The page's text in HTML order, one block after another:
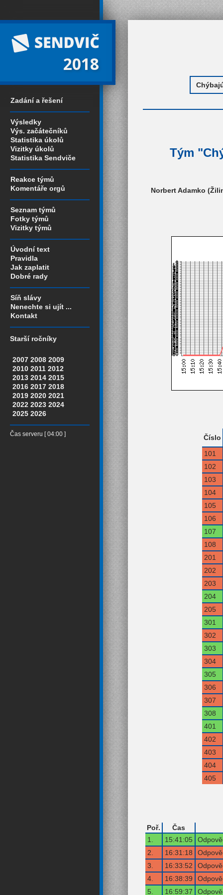
2018
Zadání a řešení
Výsledky
Výs. začátečníků
Statistika úkolů
Vizitky úkolů
Statistika Sendviče
Reakce týmů
Komentáře orgů
Seznam týmů
Fotky týmů
Vizitky týmů
Úvodní text
Pravidla
Jak zaplatit
Dobré rady
Síň slávy
Nenechte si ujít ...
Kontakt
Starší ročníky
2007 2008 2009
2010 2011 2012
2013 2014 2015
2016 2017 2018
2019 2020 2021
2022 2023 2024
2025 2026
Čas serveru [ 04:00 ]
Tým
Norbert Adamko
Číslo
101
102
103
104
105
106
107
108
201
202
203
204
205
301
302
303
304
305
306
307
308
401
402
403
404
405
Poř.
Čas
1.
15:41:05
2.
16:31:18
3.
16:33:52
4.
16:38:39
5.
16:59:37